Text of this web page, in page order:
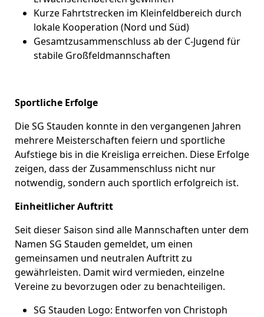
Kurze Fahrtstrecken im Kleinfeldbereich durch
lokale Kooperation (Nord und Süd)
Gesamtzusammenschluss ab der C-Jugend für
stabile Großfeldmannschaften
Sportliche Erfolge
Die SG Stauden konnte in den vergangenen Jahren
mehrere Meisterschaften feiern und sportliche
Aufstiege bis in die Kreisliga erreichen. Diese Erfolge
zeigen, dass der Zusammenschluss nicht nur
notwendig, sondern auch sportlich erfolgreich ist.
Einheitlicher Auftritt
Seit dieser Saison sind alle Mannschaften unter dem
Namen SG Stauden gemeldet, um einen
gemeinsamen und neutralen Auftritt zu
gewährleisten. Damit wird vermieden, einzelne
Vereine zu bevorzugen oder zu benachteiligen.
SG Stauden Logo: Entworfen von Christoph